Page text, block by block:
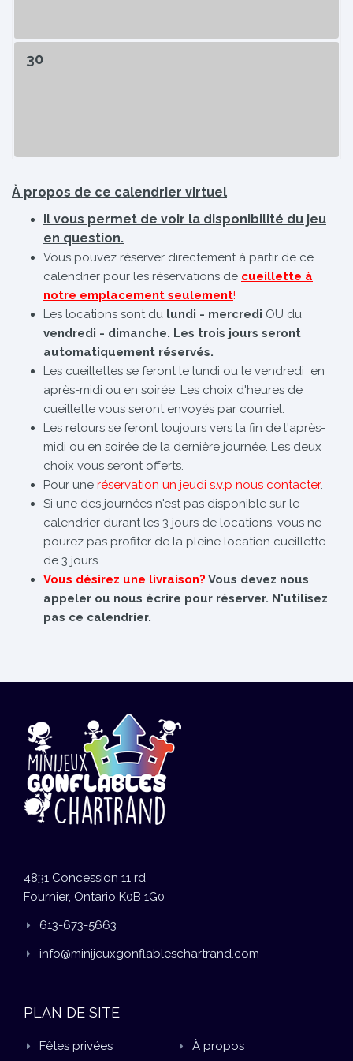
30
À propos de ce calendrier virtuel
Il vous permet de voir la disponibilité du jeu
en question.
Vous pouvez réserver directement à partir de ce
calendrier pour les réservations de cueillette à
notre emplacement seulement!
Les locations sont du lundi - mercredi OU du
vendredi - dimanche. Les trois jours seront
automatiquement réservés.
Les cueillettes se feront le lundi ou le vendredi en
après-midi ou en soirée. Les choix d'heures de
cueillette vous seront envoyés par courriel.
Les retours se feront toujours vers la fin de l'après-
midi ou en soirée de la dernière journée. Les deux
choix vous seront offerts.
Pour une réservation un jeudi s.v.p nous contacter.
Si une des journées n'est pas disponible sur le
calendrier durant les 3 jours de locations, vous ne
pourez pas profiter de la pleine location cueillette
de 3 jours.
Vous désirez une livraison? Vous devez nous
appeler ou nous écrire pour réserver. N'utilisez
pas ce calendrier.
4831 Concession 11 rd
Fournier, Ontario K0B 1G0
613-673-5663
info@minijeuxgonflableschartrand.com
PLAN DE SITE
Fêtes privées À propos